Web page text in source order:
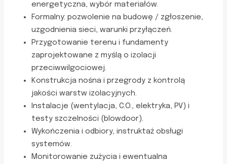
energetyczna, wybór materiałów.
Formalny: pozwolenie na budowę / zgłoszenie,
uzgodnienia sieci, warunki przyłączeń.
Przygotowanie terenu i fundamenty
zaprojektowane z myślą o izolacji
przeciwwilgociowej.
Konstrukcja nośna i przegrody z kontrolą
jakości warstw izolacyjnych.
Instalacje (wentylacja, C.O., elektryka, PV) i
testy szczelności (blowdoor).
Wykończenia i odbiory, instruktaż obsługi
systemów.
Monitorowanie zużycia i ewentualna